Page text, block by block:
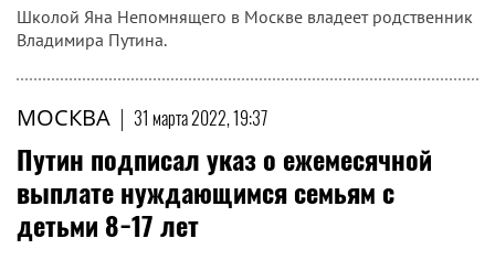
Школой Яна Непомнящего в Москве владеет родственник
Владимира Путина.
МОСКВА | 31 марта 2022, 19:37
Путин подписал указ о ежемесячной
выплате нуждающимся семьям с
детьми 8−17 лет